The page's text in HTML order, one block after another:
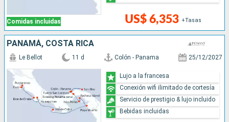
Comidas incluidas US$ 6,353 +Tasas
PANAMÁ, COSTA RICA
Le Bellot 11 d Colón - Panama 25/12/2027
Lujo a la francesa
Conexión wifi ilimitado de cortesía
Servicio de prestigio & lujo incluido
Bebidas incluidas